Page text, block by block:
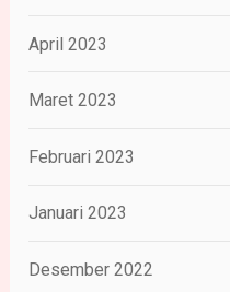
April 2023
Maret 2023
Februari 2023
Januari 2023
Desember 2022